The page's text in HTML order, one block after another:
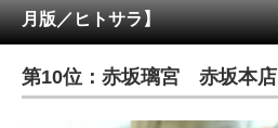
メディア
注目記事を集めた総合ページ
ITの今と未来を見通す
月版／ヒトサラ】
第10位：赤坂璃宮 赤坂本店